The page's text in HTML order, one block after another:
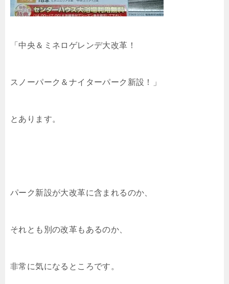
「中央＆ミネロゲレンデ大改革！
スノーパーク＆ナイターパーク新設！」
とあります。
パーク新設が大改革に含まれるのか、
それとも別の改革もあるのか、
非常に気になるところです。